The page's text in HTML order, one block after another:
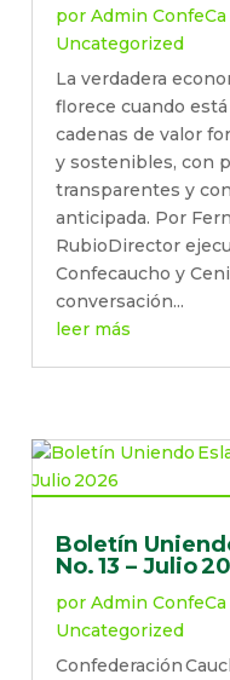
por Admin ConfeCa
Uncategorized
La verdadera
florece cuando
cadenas de valor
y sostenibles, con
transparentes y
anticipada. Por
RubioDirector
Confecaucho y
conversación...
leer más
Boletín
No. 13 – Julio
por Admin ConfeCa
Uncategorized
Confederación